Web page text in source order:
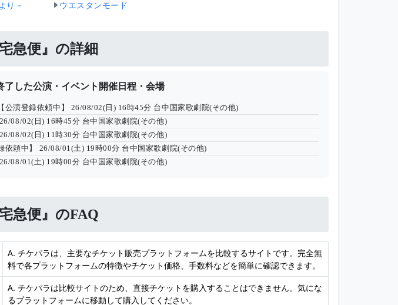
り－
ウエスタンモード
急便』の詳細
した公演・イベント開催日程・会場
演登録依頼中】 26/08/02(日) 16時45分 台中国家歌劇院(その他)
26/08/02(日) 16時45分 台中国家歌劇院(その他)
26/08/02(日) 11時30分 台中国家歌劇院(その他)
頼中】
26/08/01(土) 19時00分 台中国家歌劇院(その他)
26/08/01(土) 19時00分 台中国家歌劇院(その他)
急便』のFAQ
A. チケパラは、主要なチケット販売プラットフォームを比較するサイトです。完全無
料で各プラットフォームの特徴やチケット価格、手数料などを簡単に確認できます。
A. チケパラは比較サイトのため、直接チケットを購入することはできません。気にな
るプラットフォームに移動して購入してください。